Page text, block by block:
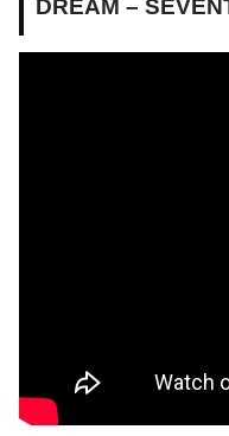
DREAM –